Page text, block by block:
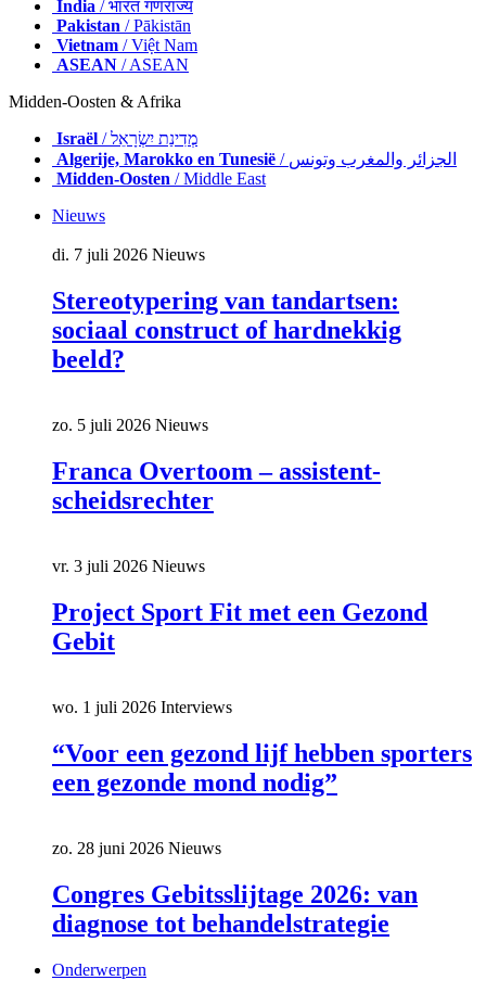
India / भारत गणराज्य
Pakistan / Pākistān
Vietnam / Việt Nam
ASEAN / ASEAN
Midden-Oosten & Afrika
Israël
/ מְדִינַת יִשְׂרָאֵל
Algerije, Marokko en Tunesië
/ الجزائر والمغرب وتونس
Midden-Oosten / Middle East
Nieuws
di. 7 juli 2026 Nieuws
Stereotypering van tandartsen:
sociaal construct of hardnekkig
beeld?
zo. 5 juli 2026 Nieuws
Franca Overtoom – assistent-
scheidsrechter
vr. 3 juli 2026 Nieuws
Project Sport Fit met een Gezond
Gebit
wo. 1 juli 2026 Interviews
“Voor een gezond lijf hebben sporters
een gezonde mond nodig”
zo. 28 juni 2026 Nieuws
Congres Gebitsslijtage 2026: van
diagnose tot behandelstrategie
Onderwerpen